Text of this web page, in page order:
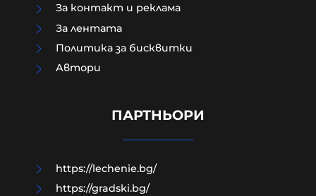
Лидерката на френските Зелени
За контакт и реклама
За лентата
Политика за бисквитки
Aвтори
ПАРТНЬОРИ
https://lechenie.bg/
https://gradski.bg/